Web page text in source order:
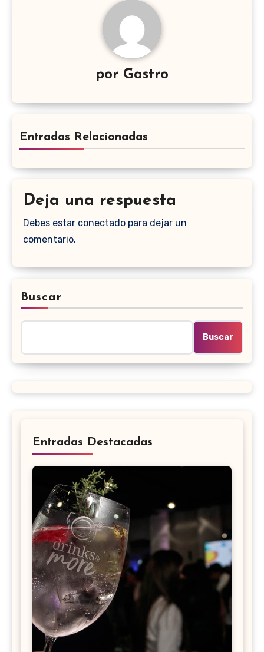
por Gastro
Entradas Relacionadas
Deja una respuesta
Debes estar conectado para dejar un
comentario.
Buscar
Buscar
Entradas Destacadas